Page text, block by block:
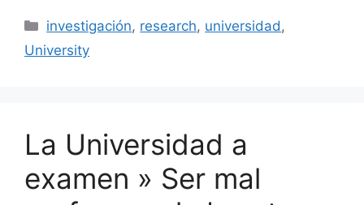
Categories
investigación, research, universidad ,
University
La Universidad a
examen » Ser mal